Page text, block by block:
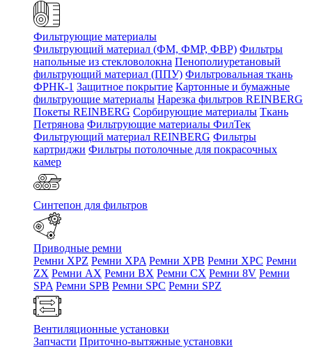
Фильтрующие материалы
Фильтрующий материал (ФМ, ФМР, ФВР) Фильтры
напольные из стекловолокна Пенополиуретановый
фильтрующий материал (ППУ) Фильтровальная ткань
ФРНК-1 Защитное покрытие Картонные и бумажные
фильтрующие материалы Нарезка фильтров REINBERG
Покеты REINBERG Сорбирующие материалы Ткань
Петрянова Фильтрующие материалы ФилТек
Фильтрующий материал REINBERG Фильтры
картриджи Фильтры потолочные для покрасочных
камер
Синтепон для фильтров
Приводные ремни
Ремни XPZ Ремни XPA Ремни XPB Ремни XPC Ремни
ZX Ремни AX Ремни BX Ремни CX Ремни 8V Ремни
SPA Ремни SPB Ремни SPC Ремни SPZ
Вентиляционные установки
Запчасти Приточно-вытяжные установки